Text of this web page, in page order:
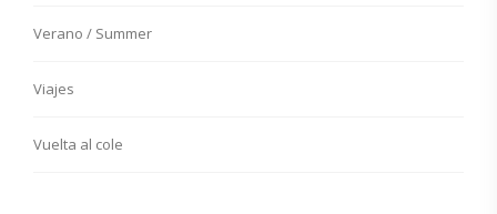
Verano / Summer
Viajes
Vuelta al cole